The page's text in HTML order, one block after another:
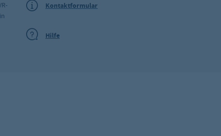
Kontaktformular
Hilfe